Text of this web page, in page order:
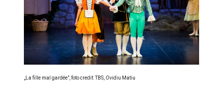
„La fille mal gardée”, foto credit: TBS, Ovidiu Matiu